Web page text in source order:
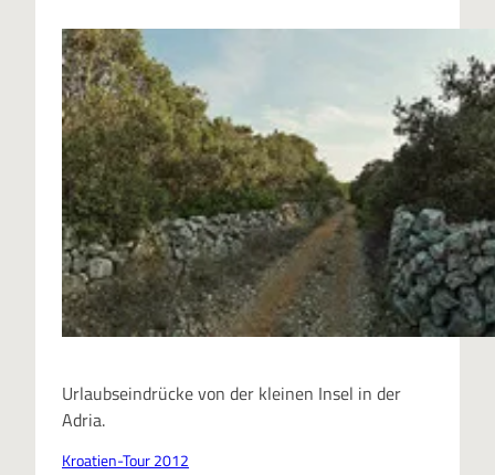
Urlaubseindrücke von der kleinen Insel in der
Adria.
Kroatien-Tour 2012